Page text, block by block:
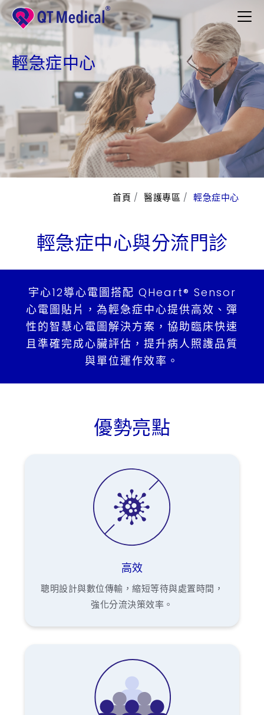
輕急症中心
首頁 醫護專區 輕急症中心
輕急症中心與分流門診
宇心12導心電圖搭配 QHeart® Sensor
心電圖貼片，為輕急症中心提供高效、彈
性的智慧心電圖解決方案，協助臨床快速
且準確完成心臟評估，提升病人照護品質
與單位運作效率。
優勢亮點
高效
聰明設計與數位傳輸，縮短等待與處置時間，
強化分流決策效率。
產品與服務
醫護專區
遠距照護與居家監測
運動員心臟篩檢
診所與門診心電圖
小兒心臟照護
病患專區
支援中心
聯絡我們
US